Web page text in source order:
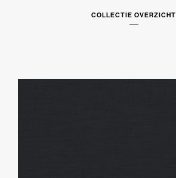
COLLECTIE OVERZICHT